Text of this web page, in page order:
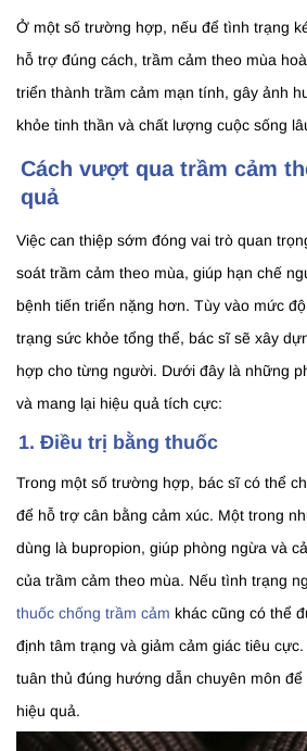
Ở một số trường hợp, nếu để tình trạng
hỗ trợ đúng cách, trầm cảm theo mùa
triển thành trầm cảm mạn tính, gây ảnh
khỏe tinh thần và chất lượng cuộc sống
Cách vượt qua trầm cảm
quả
Việc can thiệp sớm đóng vai trò quan
soát trầm cảm theo mùa, giúp hạn chế
bệnh tiến triển nặng hơn. Tùy vào mức
trạng sức khỏe tổng thể, bác sĩ sẽ xây
hợp cho từng người. Dưới đây là những
và mang lại hiệu quả tích cực:
1. Điều trị bằng thuốc
Trong một số trường hợp, bác sĩ có thể
để hỗ trợ cân bằng cảm xúc. Một trong
dùng là bupropion, giúp phòng ngừa và
của trầm cảm theo mùa. Nếu tình trạng
thuốc chống trầm cảm khác cũng có thể
định tâm trạng và giảm cảm giác tiêu
tuân thủ đúng hướng dẫn chuyên môn
hiệu quả.